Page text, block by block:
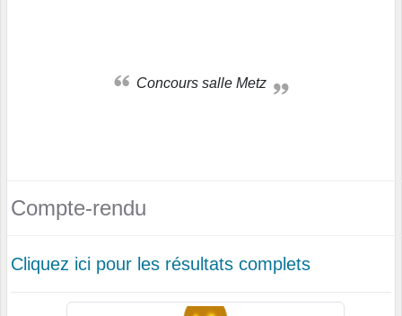
Concours salle Metz
Compte-rendu
Cliquez ici pour les résultats complets